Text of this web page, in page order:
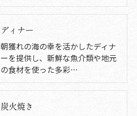
ディナー
朝獲れの海の幸を活かしたディナ
ーを提供し、新鮮な魚介類や地元
の食材を使った多彩…
炭火焼き